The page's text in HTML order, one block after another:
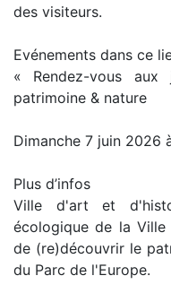
des visiteurs.
Evénements dans ce
« Rendez-vous
patrimoine & nature
Dimanche 7 juin 2026
Plus d’infos
Ville d'art et
écologique de la
de (re)découvrir le
du Parc de l'Europe.